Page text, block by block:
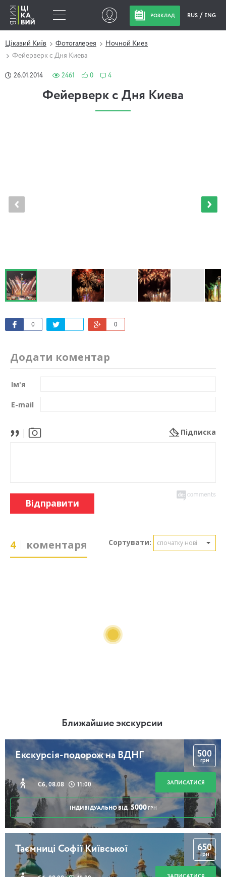
РОЗКЛАД RUS ENG
Цікавий Київ Фотогалерея
Ночной Киев
Фейерверк с Дня Киева
26.01.2014 2461 0 4
Фейерверк с Дня Киева
0 0
Додати коментар
Ім'я
E-mail
Підписка
Відправити
4 коментаря Сортувати: спочатку нові
Ближайшие экскурсии
Екскурсія-подорож на ВДНГ
Сб, 08.08 11:00
500
грн
ЗАПИСАТИСЯ
ІНДИВІДУАЛЬНО ВІД 5000 ГРН
Таємниці Софії Київської 650
грн